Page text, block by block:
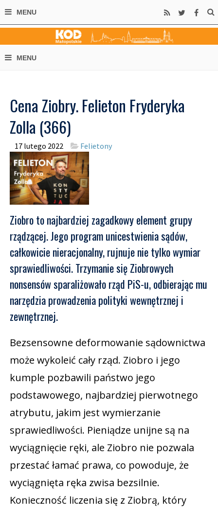
Cena Ziobry. Felieton Fryderyka
Zolla (366)
17 lutego 2022 Felietony
Ziobro to najbardziej zagadkowy element grupy
rządzącej. Jego program unicestwienia sądów,
całkowicie nieracjonalny, rujnuje nie tylko wymiar
sprawiedliwości. Trzymanie się Ziobrowych
nonsensów sparaliżowało rząd PiS-u, odbierając mu
narzędzia prowadzenia polityki wewnętrznej i
zewnętrznej.
Bezsensowne deformowanie sądownictwa
może wykoleić cały rząd. Ziobro i jego
kumple pozbawili państwo jego
podstawowego, najbardziej pierwotnego
atrybutu, jakim jest wymierzanie
sprawiedliwości. Pieniądze unijne są na
wyciągnięcie ręki, ale Ziobro nie pozwala
przestać łamać prawa, co powoduje, że
wyciągnięta ręka zwisa bezsilnie.
Konieczność liczenia się z Ziobrą, który